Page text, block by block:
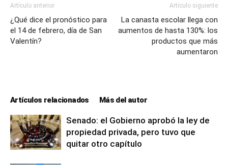
Artículo anterior
¿Qué dice el pronóstico para
el 14 de febrero, día de San
Valentín?
Artículo siguiente
La canasta escolar llega con
aumentos de hasta 130%: los
productos que más
aumentaron
Artículos relacionados Más del autor
Senado: el Gobierno aprobó la ley de
propiedad privada, pero tuvo que
quitar otro capítulo